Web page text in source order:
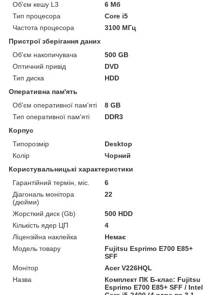
Об'єм кешу L3
6 Мб
Тип процесора
Core i5
Частота процесора
3100 МГц
Пристрої зберігання даних
Об'єм накопичувача
500 GB
Оптичний привід
DVD
Тип диска
HDD
Оперативна пам'ять
Об'єм оперативної пам'яті
8 GB
Тип оперативної пам'яті
DDR3
Корпус
Типорозмір
Desktop
Колір
Чорний
Користувальницькі характеристики
Гарантійний термін, міс.
6
Діагональ монітора
(дюйми)
22
Жорсткий диск (Gb)
500 HDD
Кількість ядер ЦП
4
Ліцензійна наклейка
Немає
Модель товару
Fujitsu Esprimo E700 E85+
SFF
Монітор
Acer V226HQL
Назва
Комплект ПК Б-клас: Fujitsu
Esprimo E700 E85+ SFF / Intel